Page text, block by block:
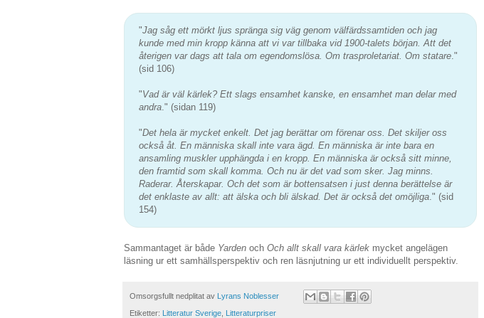
"Jag såg ett mörkt ljus spränga sig väg genom välfärdssamtiden och jag
kunde med min kropp känna att vi var tillbaka vid 1900-talets början. Att det
återigen var dags att tala om egendomslösa. Om trasproletariat. Om statare."
(sid 106)
"Vad är väl kärlek? Ett slags ensamhet kanske, en ensamhet man delar med
andra." (sidan 119)
"Det hela är mycket enkelt. Det jag berättar om förenar oss. Det skiljer oss
också åt. En människa skall inte vara ägd. En människa är inte bara en
ansamling muskler upphängda i en kropp. En människa är också sitt minne,
den framtid som skall komma. Och nu är det vad som sker. Jag minns.
Raderar. Återskapar. Och det som är bottensatsen i just denna berättelse är
det enklaste av allt: att älska och bli älskad. Det är också det omöjliga." (sid
154)
Sammantaget är både Yarden och Och allt skall vara kärlek mycket angelägen
läsning ur ett samhällsperspektiv och ren läsnjutning ur ett individuellt perspektiv.
Omsorgsfullt nedplitat av Lyrans Noblesser
Etiketter: Litteratur Sverige Litteraturpriser